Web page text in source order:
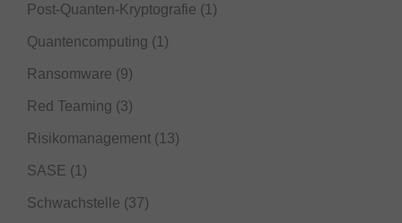
Post-Quanten-Kryptografie (1)
Quantencomputing (1)
Ransomware (9)
Red Teaming (3)
Risikomanagement (13)
SASE (1)
Schwachstelle (37)